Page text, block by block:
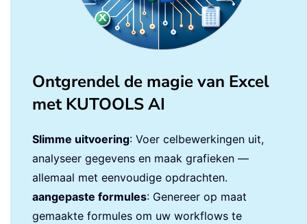
Ontgrendel de magie van Excel
met KUTOOLS AI
Slimme uitvoering: Voer celbewerkingen uit,
analyseer gegevens en maak grafieken —
allemaal met eenvoudige opdrachten.
aangepaste formules: Genereer op maat
gemaakte formules om uw workflows te